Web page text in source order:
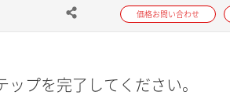
価格お問い合わせ
ップを完了してください。